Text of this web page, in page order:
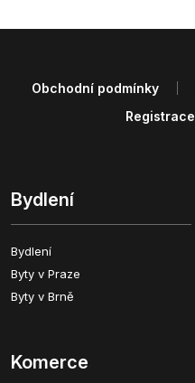
Bydlení
Bydlení
Byty v Praze
Byty v Brně
Komerce
Obchodní podmínky
Registrace